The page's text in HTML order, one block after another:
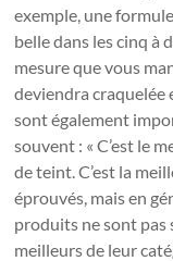
exemple, une
belle dans les cinq à
mesure que vous
deviendra craquelée
sont également
souvent : « C’est le
de teint. C’est la
éprouvés, mais en
produits ne sont pas
meilleurs de leur